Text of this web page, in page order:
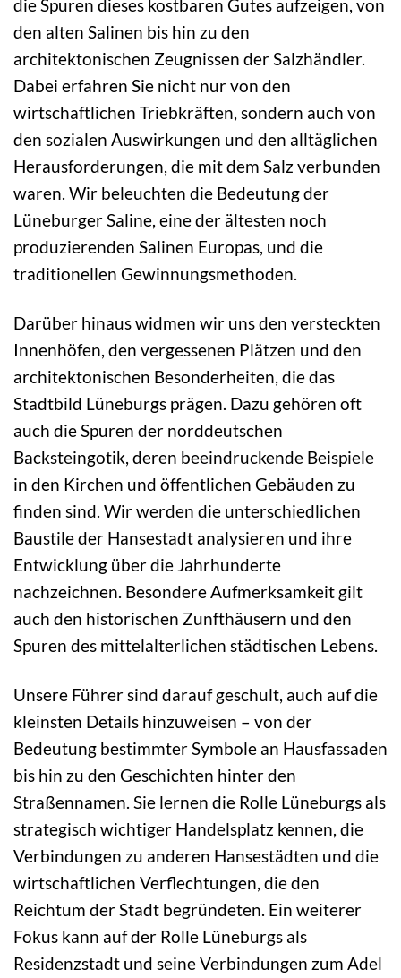
die Spuren dieses kostbaren Gutes aufzeigen, von
den alten Salinen bis hin zu den
architektonischen Zeugnissen der Salzhändler.
Dabei erfahren Sie nicht nur von den
wirtschaftlichen Triebkräften, sondern auch von
den sozialen Auswirkungen und den alltäglichen
Herausforderungen, die mit dem Salz verbunden
waren. Wir beleuchten die Bedeutung der
Lüneburger Saline, eine der ältesten noch
produzierenden Salinen Europas, und die
traditionellen Gewinnungsmethoden.
Darüber hinaus widmen wir uns den versteckten
Innenhöfen, den vergessenen Plätzen und den
architektonischen Besonderheiten, die das
Stadtbild Lüneburgs prägen. Dazu gehören oft
auch die Spuren der norddeutschen
Backsteingotik, deren beeindruckende Beispiele
in den Kirchen und öffentlichen Gebäuden zu
finden sind. Wir werden die unterschiedlichen
Baustile der Hansestadt analysieren und ihre
Entwicklung über die Jahrhunderte
nachzeichnen. Besondere Aufmerksamkeit gilt
auch den historischen Zunfthäusern und den
Spuren des mittelalterlichen städtischen Lebens.
Unsere Führer sind darauf geschult, auch auf die
kleinsten Details hinzuweisen – von der
Bedeutung bestimmter Symbole an Hausfassaden
bis hin zu den Geschichten hinter den
Straßennamen. Sie lernen die Rolle Lüneburgs als
strategisch wichtiger Handelsplatz kennen, die
Verbindungen zu anderen Hansestädten und die
wirtschaftlichen Verflechtungen, die den
Reichtum der Stadt begründeten. Ein weiterer
Fokus kann auf der Rolle Lüneburgs als
Residenzstadt und seine Verbindungen zum Adel